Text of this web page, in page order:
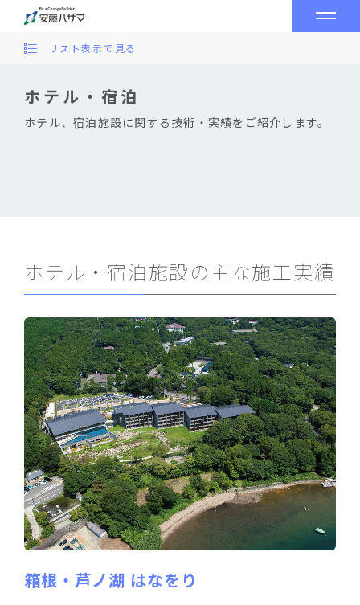
ホテル・宿泊
ホテル、宿泊施設に関する技術・実績をご紹介します。
リスト表示で見る
ホテル・宿泊施設の主な施工実績
箱根・芦ノ湖 はなをり